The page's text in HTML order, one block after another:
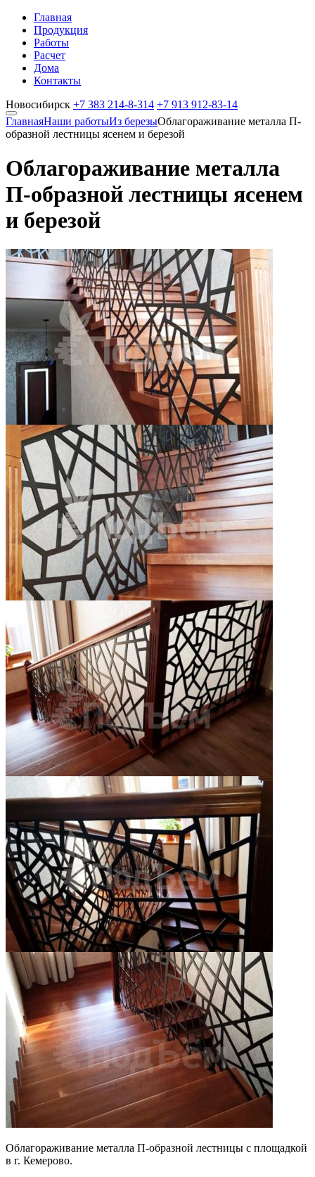
Главная
Продукция
Работы
Расчет
Дома
Контакты
Новосибирск +7 383 214-8-314 +7 913 912-83-14
ГлавнаяНаши работыИз березыОблагораживание металла П-
образной лестницы ясенем и березой
Облагораживание металла
П-образной лестницы ясенем
и березой
Облагораживание металла П-образной лестницы с площадкой
в г. Кемерово.